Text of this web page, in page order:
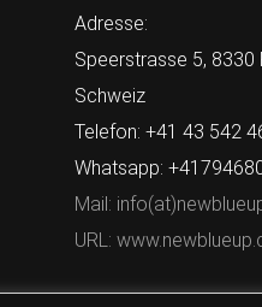
Adresse:
Speerstrasse 5, 8330
Schweiz
Telefon: +41 43 542
Whatsapp:
Mail:
URL: